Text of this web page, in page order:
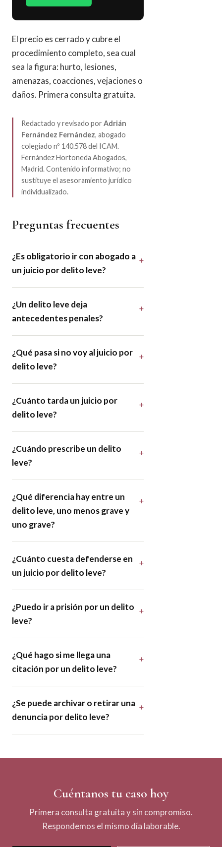
El precio es cerrado y cubre el
procedimiento completo, sea cual
sea la figura: hurto, lesiones,
amenazas, coacciones, vejaciones o
daños. Primera consulta gratuita.
Redactado y revisado por Adrián
Fernández Fernández, abogado
colegiado nº 140.578 del ICAM.
Fernández Hortoneda Abogados,
Madrid. Contenido informativo; no
sustituye el asesoramiento jurídico
individualizado.
Preguntas frecuentes
¿Es obligatorio ir con abogado a
un juicio por delito leve?
¿Un delito leve deja
antecedentes penales?
¿Qué pasa si no voy al juicio por
delito leve?
¿Cuánto tarda un juicio por
delito leve?
¿Cuándo prescribe un delito
leve?
¿Qué diferencia hay entre un
delito leve, uno menos grave y
uno grave?
¿Cuánto cuesta defenderse en
un juicio por delito leve?
¿Puedo ir a prisión por un delito
leve?
¿Qué hago si me llega una
citación por un delito leve?
¿Se puede archivar o retirar una
denuncia por delito leve?
Cuéntanos tu caso hoy
Primera consulta gratuita y sin compromiso.
Respondemos el mismo día laborable.